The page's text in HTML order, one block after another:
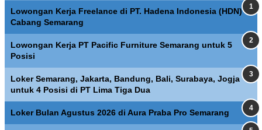
Lowongan Kerja Freelance di PT. Hadena Indonesia (HDN)
Cabang Semarang
Lowongan Kerja PT Pacific Furniture Semarang untuk 5
Posisi
Loker Semarang, Jakarta, Bandung, Bali, Surabaya, Jogja
untuk 4 Posisi di PT Lima Tiga Dua
Loker Bulan Agustus 2026 di Aura Praba Pro Semarang